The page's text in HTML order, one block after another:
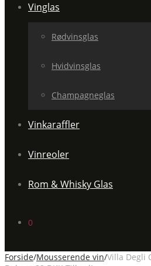
Vinglas
Rødvinsglas
Hvidvinsglas
Champagneglas
Vinkaraffler
Vinreoler
Rom & Whisky Glas
0
Forside/Mousserende vin/Villa Degli